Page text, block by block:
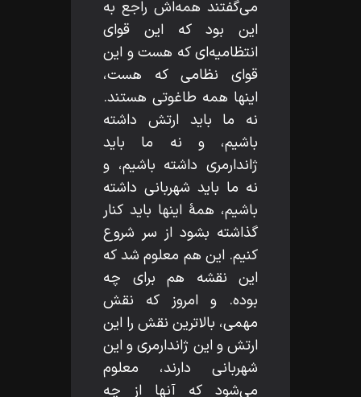
مى‌گفتند همه‌اش راجع به
اين بود كه اين قواى
انتظاميه‌اى كه هست و اين
قواى نظامى كه هست،
اينها همه طاغوتى هستند.
نه ما بايد ارتش داشته
باشيم، و نه ما بايد
ژاندارمرى داشته باشيم، و
نه ما بايد شهربانى داشته
باشيم، همۀ اينها بايد كنار
گذاشته بشود از سر شروع
كنيم. اين هم معلوم شد كه
اين نقشه هم براى چه
بوده. و امروز كه نقش
مهمى، بالاترين نقش را اين
ارتش و اين ژاندارمرى و اين
شهربانى دارند، معلوم
مى‌شود كه آنها از چه